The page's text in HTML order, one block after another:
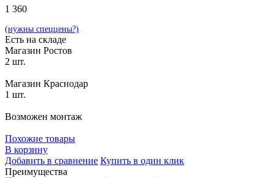
1 360
(нужны спеццены?)
Есть на складе
Магазин Ростов
2 шт.
Магазин Краснодар
1 шт.
Возможен монтаж
Похожие товары
В корзину
Добавить в сравнение Купить в один клик
Преимущества